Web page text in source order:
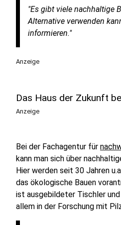
"Es gibt viele nachhaltige
Alternative verwenden
informieren."
Anzeige
Das Haus der Zukunft
Anzeige
Bei der Fachagentur für
kann man sich über
Hier werden seit 30 Jahren
das ökologische Bauen
ist ausgebildeter Tischler
allem in der Forschung mit